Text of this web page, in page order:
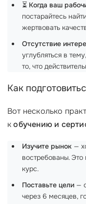
⏳ Когда ваш
постарайтесь
жертвовать
Отсутствие
углубляться в
то, что
Как
Вот несколько
кобучению и
Изучите рынок —
востребованы.
курс.
Поставьте цели —
через 6 месяцев,